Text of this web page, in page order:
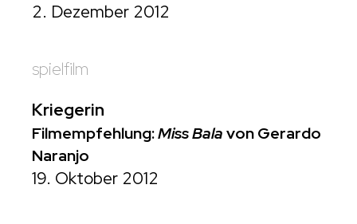
2. Dezember 2012
spielfilm
Kriegerin
Filmempfehlung:Miss Balavon Gerardo
Naranjo
19. Oktober 2012